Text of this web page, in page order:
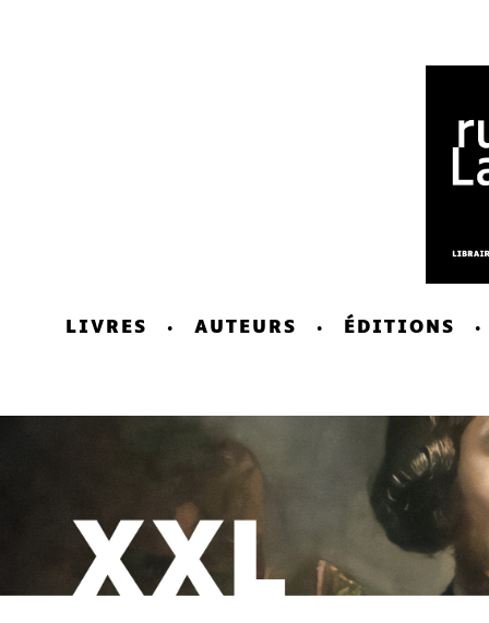
LIVRES AUTEURS ÉDITIONS